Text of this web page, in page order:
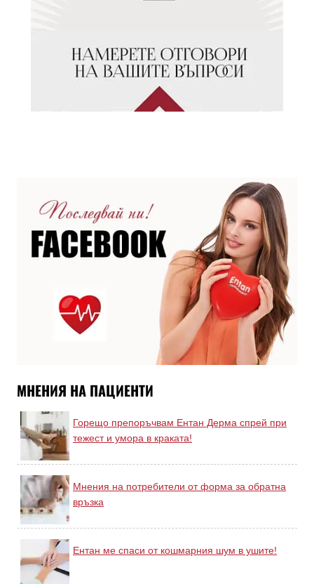
МНЕНИЯ НА ПАЦИЕНТИ
Горещо препоръчвам Ентан Дерма спрей при
тежест и умора в краката!
Мнения на потребители от форма за обратна
връзка
Ентан ме спаси от кошмарния шум в ушите!